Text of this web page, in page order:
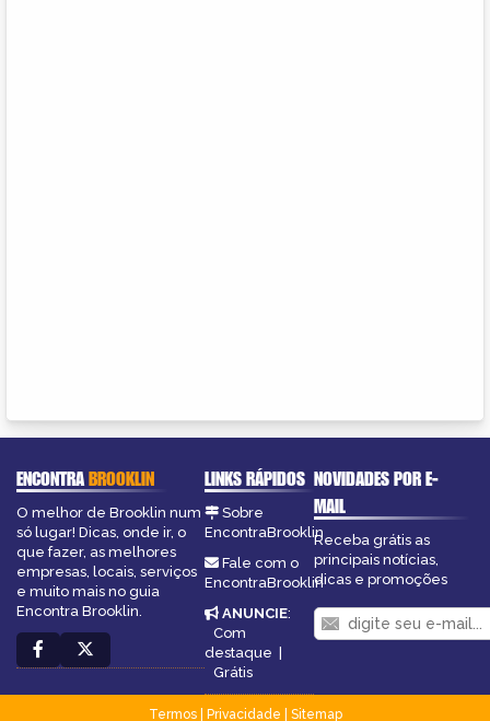
ENCONTRABROOKLIN
O melhor de Brooklin num
só lugar! Dicas, onde ir, o
que fazer, as melhores
empresas, locais, serviços
e muito mais no guia
Encontra Brooklin.
LINKS RÁPIDOS
Sobre
EncontraBrooklin
Fale com o
EncontraBrooklin
ANUNCIE:
Com
destaque |
Grátis
NOVIDADES POR E-
MAIL
Receba grátis as
principais notícias,
dicas e promoções
Termos| Privacidade
Sitemap